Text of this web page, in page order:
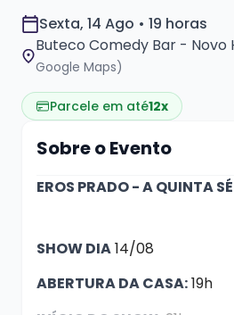
Sexta, 14 Ago • 19 horas
Buteco Comedy Bar - Novo
Google Maps)
Parcele em até12x
Sobre o Evento
EROS PRADO - A QUINTA
SHOW DIA14/08
ABERTURA DA CASA:19h